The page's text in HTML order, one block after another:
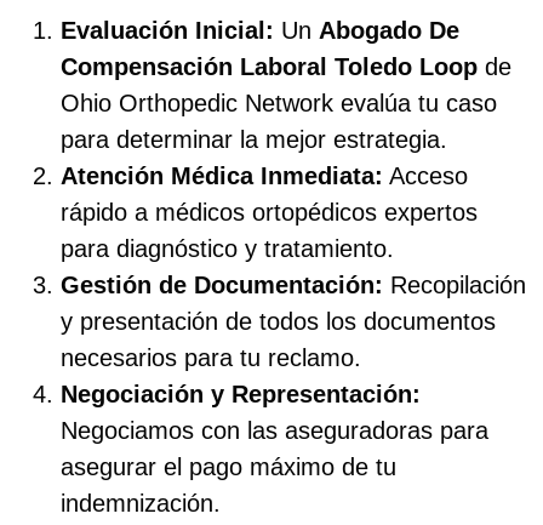
Evaluación Inicial: Un Abogado De
Compensación Laboral Toledo Loop de
Ohio Orthopedic Network evalúa tu caso
para determinar la mejor estrategia.
Atención Médica Inmediata: Acceso
rápido a médicos ortopédicos expertos
para diagnóstico y tratamiento.
Gestión de Documentación: Recopilación
y presentación de todos los documentos
necesarios para tu reclamo.
Negociación y Representación:
Negociamos con las aseguradoras para
asegurar el pago máximo de tu
indemnización.